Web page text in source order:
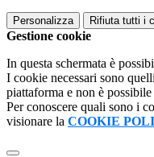
Personalizza Rifiuta tutti i
Gestione cookie
In questa schermata è
I cookie necessari sono
piattaforma e non è
Per conoscere quali sono i
visionare la COOKIE